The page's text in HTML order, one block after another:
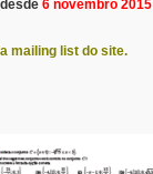
6 novembro 2015
mailing list do site.